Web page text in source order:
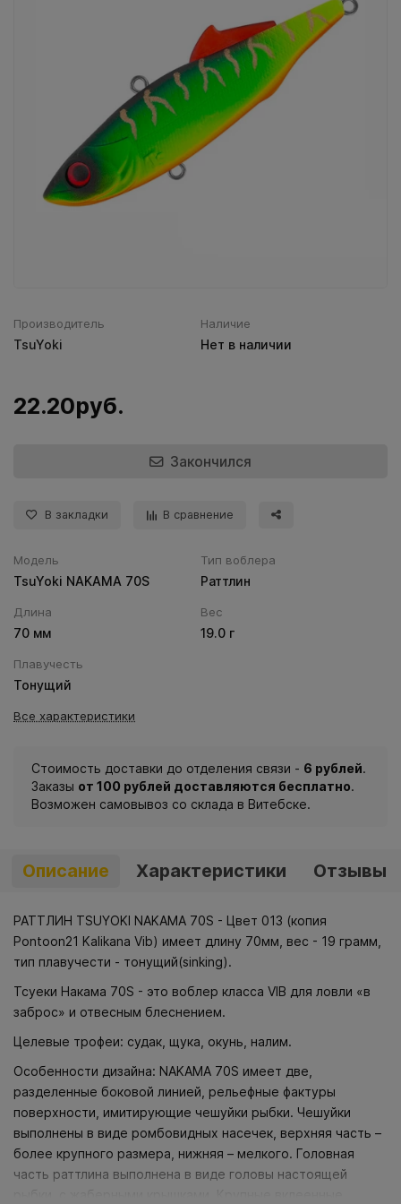
Производитель
TsuYoki
Наличие
Нет в наличии
22.20руб.
Закончился
В закладки В сравнение
Модель
TsuYoki NAKAMA 70S
Тип воблера
Раттлин
Длина
70 мм
Вес
19.0 г
Плавучесть
Тонущий
Все характеристики
Стоимость доставки до отделения связи - 6 рублей.
Заказы от 100 рублей доставляются бесплатно.
Возможен самовывоз со склада в Витебске.
Описание Характеристики Отзывы
РАТТЛИН TSUYOKI NAKAMA 70S - Цвет 013 (копия
Pontoon21 Kalikana Vib) имеет длину 70мм, вес - 19 грамм,
тип плавучести - тонущий(sinking).
Тсуеки Накама 70S - это воблер класса VIB для ловли «в
заброс» и отвесным блеснением.
Целевые трофеи: судак, щука, окунь, налим.
Особенности дизайна: NAKAMA 70S имеет две,
разделенные боковой линией, рельефные фактуры
поверхности, имитирующие чешуйки рыбки. Чешуйки
выполнены в виде ромбовидных насечек, верхняя часть –
более крупного размера, нижняя – мелкого. Головная
часть раттлина выполнена в виде головы настоящей